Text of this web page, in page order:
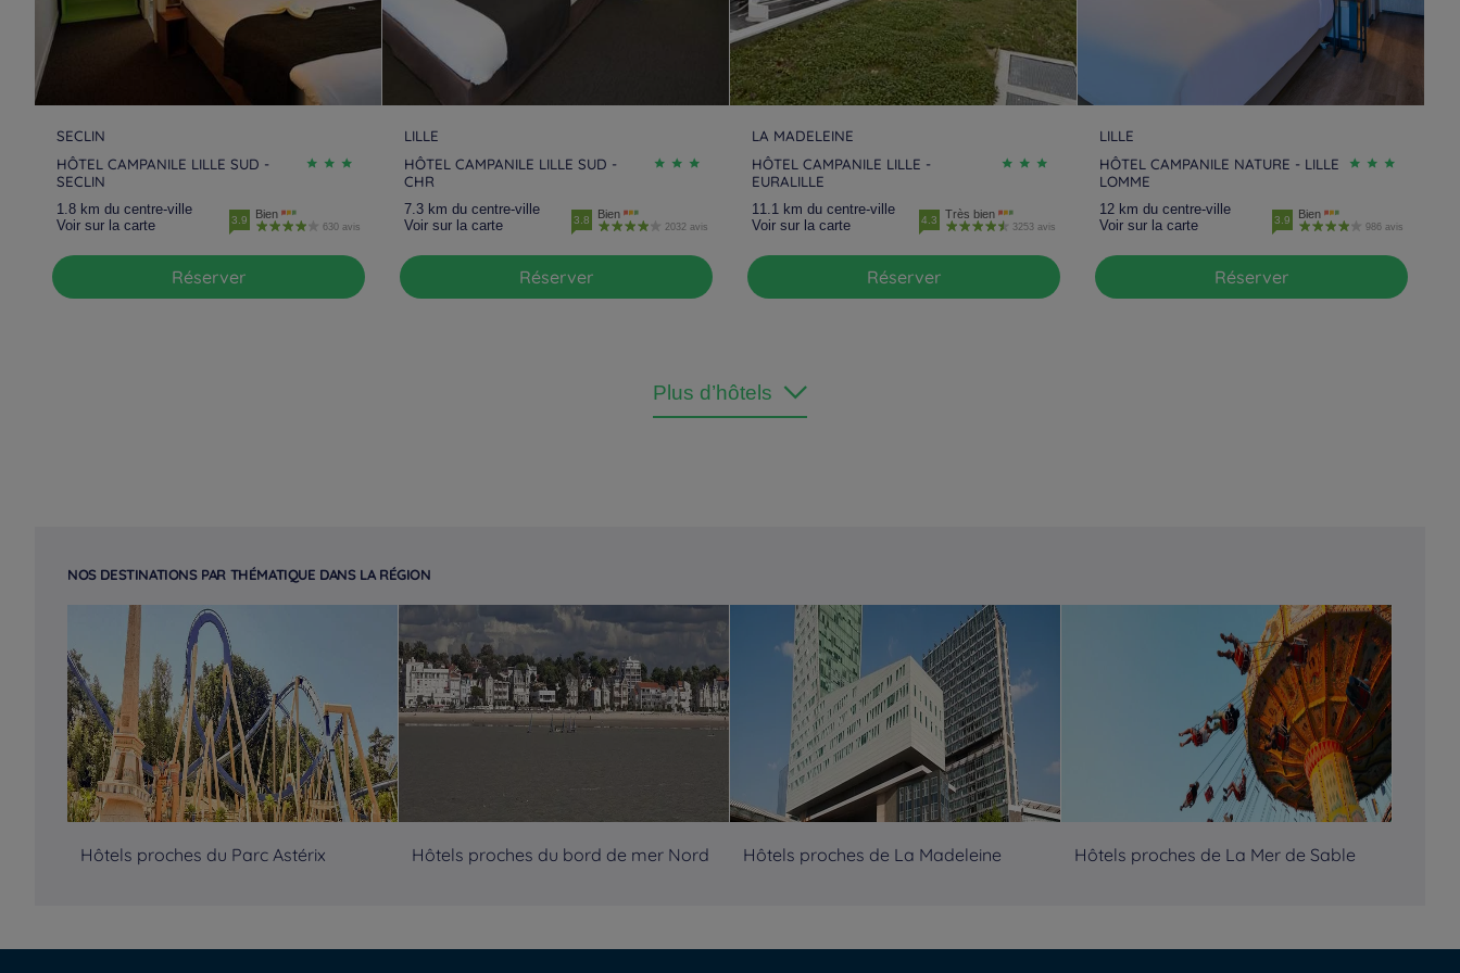
SECLIN
HÔTEL CAMPANILE LILLE SUD -
SECLIN
1.8 km du centre-ville
Voir sur la carte
3.9 Bien
630 avis
Réserver
LILLE
HÔTEL CAMPANILE LILLE SUD -
CHR
7.3 km du centre-ville
Voir sur la carte
3.8 Bien
2032 avis
Réserver
LA MADELEINE
HÔTEL CAMPANILE LILLE -
EURALILLE
11.1 km du centre-ville
Voir sur la carte
4.3 Très bien
3253 avis
Réserver
LILLE
HÔTEL CAMPANILE NATURE - LILLE
LOMME
12 km du centre-ville
Voir sur la carte
3.9 Bien
986 avis
Réserver
Plus d’hôtels
NOS DESTINATIONS PAR THÉMATIQUE DANS LA RÉGION
Hôtels proches du Parc Astérix Hôtels proches du bord de mer Nord Hôtels proches de La Madeleine Hôtels proches de La Mer de Sable